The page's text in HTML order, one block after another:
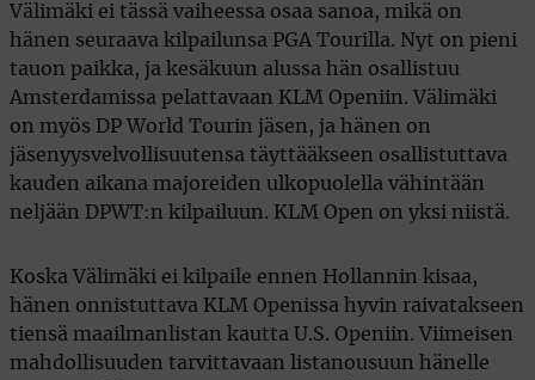
Välimäki ei tässä vaiheessa osaa sanoa, mikä on
hänen seuraava kilpailunsa PGA Tourilla. Nyt on pieni
tauon paikka, ja kesäkuun alussa hän osallistuu
Amsterdamissa pelattavaan KLM Openiin. Välimäki
on myös DP World Tourin jäsen, ja hänen on
jäsenyysvelvollisuutensa täyttääkseen osallistuttava
kauden aikana majoreiden ulkopuolella vähintään
neljään DPWT:n kilpailuun. KLM Open on yksi niistä.
Koska Välimäki ei kilpaile ennen Hollannin kisaa,
hänen onnistuttava KLM Openissa hyvin raivatakseen
tiensä maailmanlistan kautta U.S. Openiin. Viimeisen
mahdollisuuden tarvittavaan listanousuun hänelle